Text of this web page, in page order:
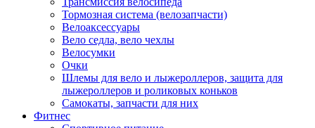
Тормозная система (велозапчасти)
Велоаксессуары
Вело седла, вело чехлы
Велосумки
Очки
Шлемы для вело и лыжероллеров, защита для
лыжероллеров и роликовых коньков
Самокаты, запчасти для них
Фитнес